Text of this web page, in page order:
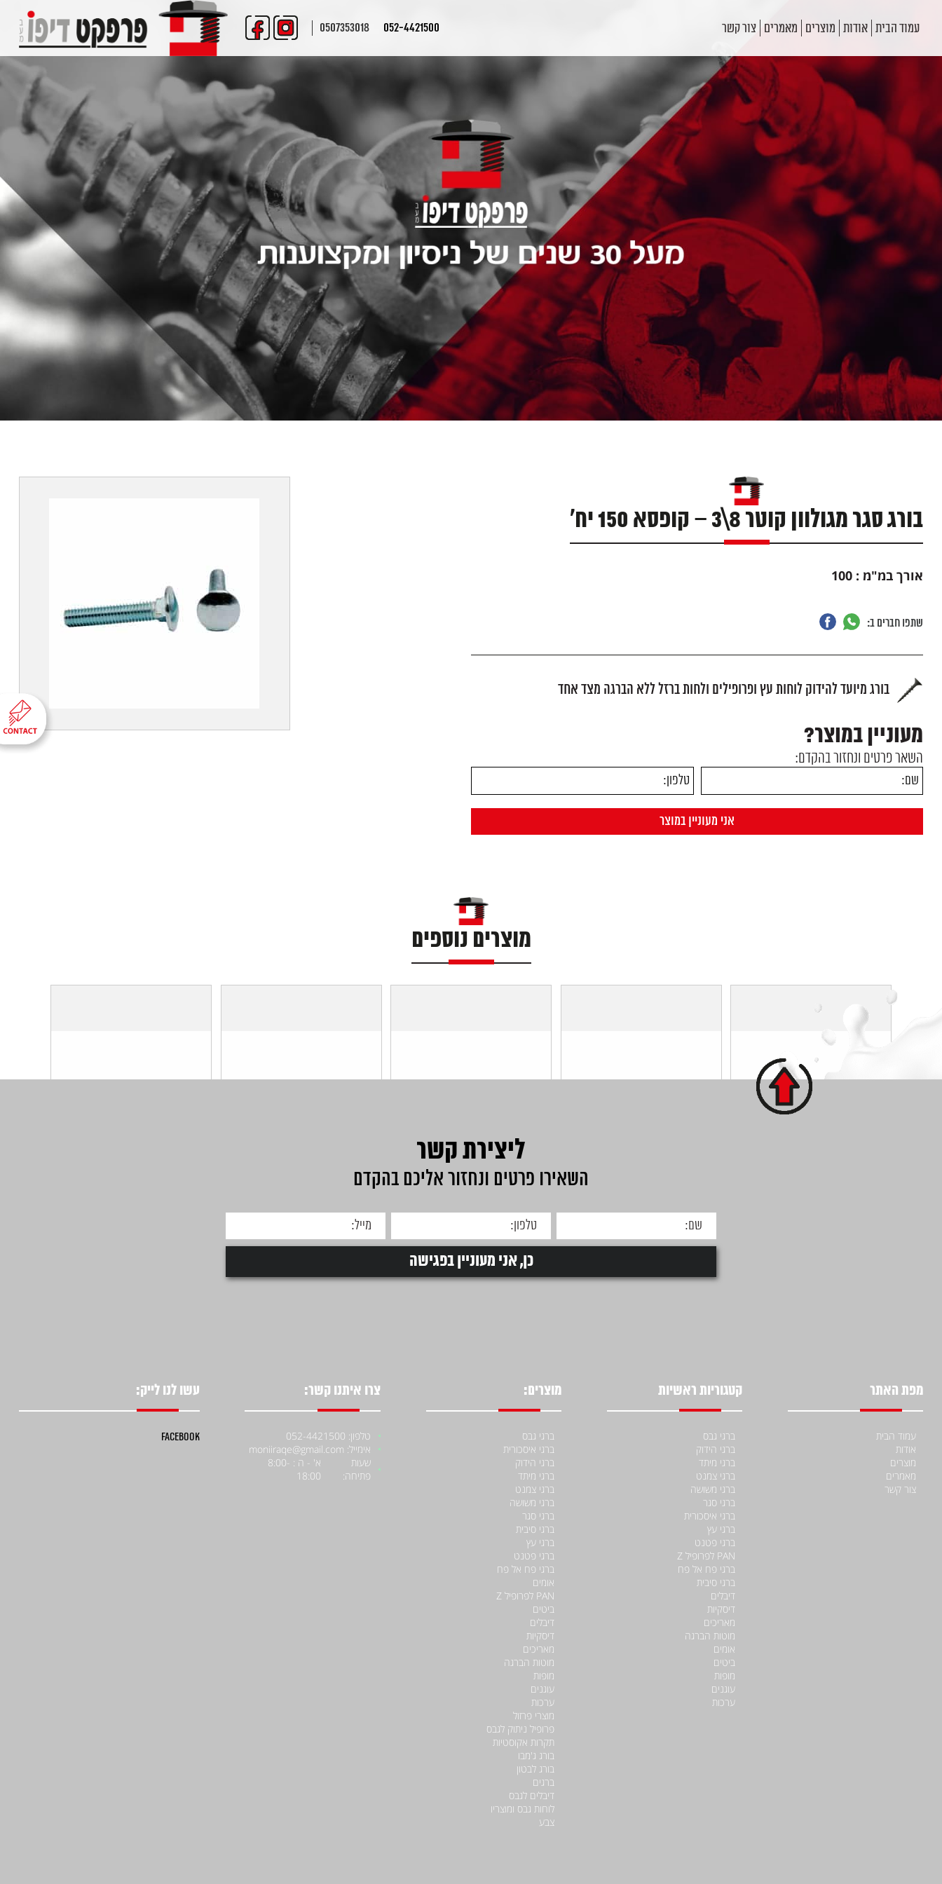
עמוד הבית אודות מוצרים מאמרים צור קשר 052-4421500
0507353018
בורג סגר מגולוון קוטר 8\3 – קופסא 150 יח'
אורך במ"מ : 100
שתפו חברים ב:
בורג מיועד להידוק לוחות עץ ופרופילים ולחות ברזל ללא הברגה מצד אחד
מעוניין במוצר?
השאר פרטים ונחזור בהקדם:
מוצרים נוספים
מגולוון
דיסקית שטוחה 5/8X40X2 -
מגולוון
מגולוון
ליצירת קשר
השאירו פרטים ונחזור אליכם בהקדם
מפת האתר
עמוד הבית
אודות
מוצרים
מאמרים
צור קשר
קטגוריות ראשיות
ברגי גבס
ברגי הידוק
ברגי מיתד
ברגי צמנט
ברגי משושה
ברגי סגר
ברגי איסכורית
ברגי עץ
ברגי פטנט
PAN לפרופיל Z
ברגי פח אל פח
ברגי סיבית
דיבלים
דיסקיות
מאריכים
מוטות הברגה
אומים
ביטים
מופות
עוגנים
ערכות
מוצרים:
ברגי גבס
ברגי איסכורית
ברגי הידוק
ברגי מיתד
ברגי צמנט
ברגי משושה
ברגי סגר
ברגי סיבית
ברגי עץ
ברגי פטנט
ברגי פח אל פח
אומים
PAN לפרופיל Z
ביטים
דיבלים
דיסקיות
מאריכים
מוטות הברגה
מופות
עוגנים
ערכות
מוצרי פרזול
פרופיל ניתוק לגבס
תקרות אקוסטיות
בורג ג'מבו
בורג לבטון
ברגים
דיבלים לגבס
לוחות גבס ומוצריו
צבע
צרו איתנו קשר:
טלפון: 052-4421500
אימייל: moniiraqe@gmail.com
שעות
פתיחה:
א' - ה : 8:00-
18:00
עשו לנו לייק:
Facebook